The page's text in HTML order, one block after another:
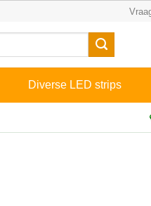
Diverse LED strips